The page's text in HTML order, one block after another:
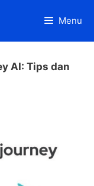
Menu
AI: Tips dan